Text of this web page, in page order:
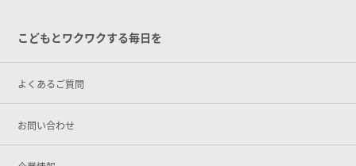
こどもとワクワクする毎日を
よくあるご質問
お問い合わせ